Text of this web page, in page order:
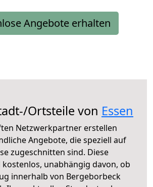
Angebote erhalten
Ortsteile von Essen
Netzwerkpartner erstellen
Angebote, die speziell auf
zugeschnitten sind. Diese
unabhängig davon, ob
innerhalb von Bergeborbeck